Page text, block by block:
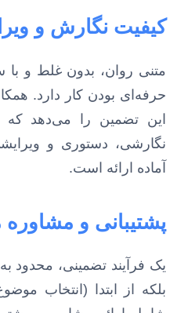
کیفیت نگارش و
متنی روان، بدون غلط و با
حرفه‌ای بودن کار دارد.
این تضمین را می‌دهد که
نگارشی، دستوری و
آماده ارائه است.
پشتیبانی و
یک فرآیند تضمینی،
بلکه از ابتدا (انتخاب